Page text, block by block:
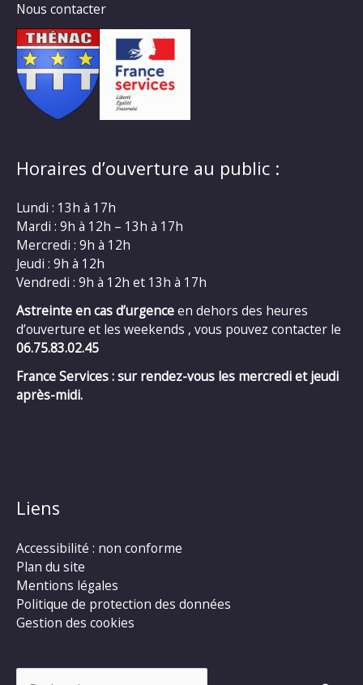
Nous contacter
Horaires d’ouverture au public :
Lundi : 13h à 17h
Mardi : 9h à 12h – 13h à 17h
Mercredi : 9h à 12h
Jeudi : 9h à 12h
Vendredi : 9h à 12h et 13h à 17h
Astreinte en cas d’urgenceen dehors des heures
d’ouverture et les weekends , vous pouvez contacter le
06.75.83.02.45
France Services : sur rendez-vous les mercredi et jeudi
après-midi.
Liens
Accessibilité : non conforme
Plan du site
Mentions légales
Politique de protection des données
Gestion des cookies